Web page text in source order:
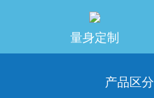
量身定制
产品区分